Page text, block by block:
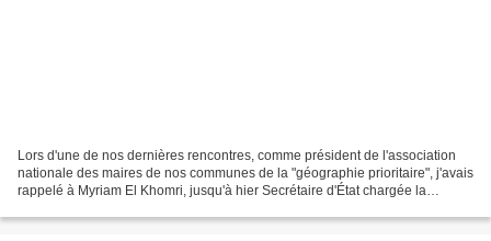
Lors d'une de nos dernières rencontres, comme président de l'association
nationale des maires de nos communes de la "géographie prioritaire", j'avais
rappelé à Myriam El Khomri, jusqu'à hier Secrétaire d'État chargée la